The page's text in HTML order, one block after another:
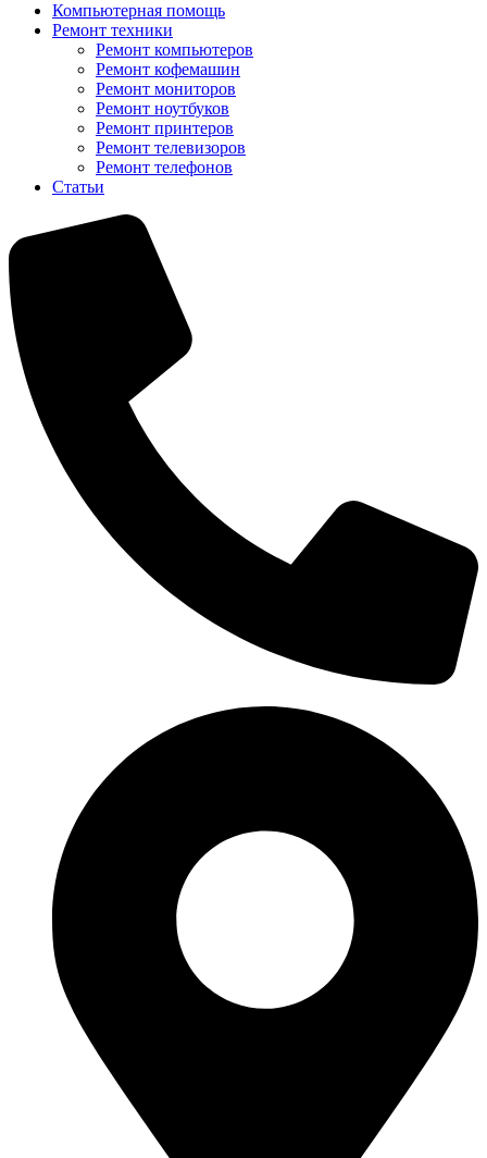
Компьютерная помощь
Ремонт техники
Ремонт компьютеров
Ремонт кофемашин
Ремонт мониторов
Ремонт ноутбуков
Ремонт принтеров
Ремонт телевизоров
Ремонт телефонов
Статьи